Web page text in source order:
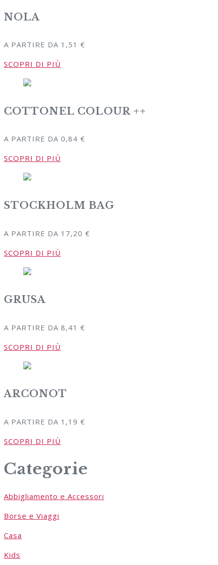
NOLA
A PARTIRE DA 1,51 €
SCOPRI DI PIÙ
COTTONEL COLOUR ++
A PARTIRE DA 0,84 €
SCOPRI DI PIÙ
STOCKHOLM BAG
A PARTIRE DA 17,20 €
SCOPRI DI PIÙ
GRUSA
A PARTIRE DA 8,41 €
SCOPRI DI PIÙ
ARCONOT
A PARTIRE DA 1,19 €
SCOPRI DI PIÙ
Categorie
Abbigliamento e Accessori
Borse e Viaggi
Casa
Kids